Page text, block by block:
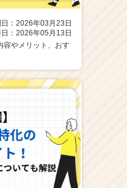
：2026年03月23日
：2026年05月13日
容やメリット、おす